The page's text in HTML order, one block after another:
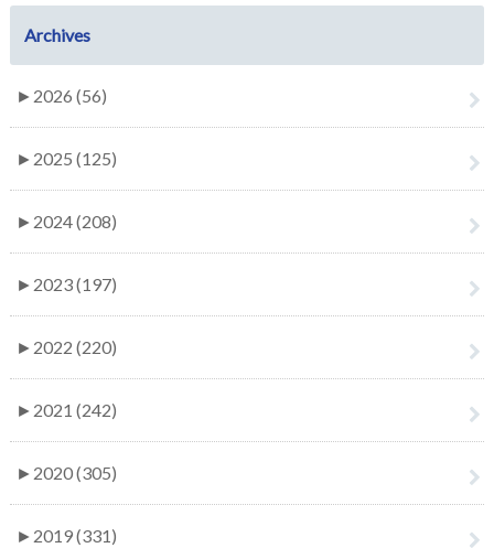
Archives
► 2026 (56)
► 2025 (125)
► 2024 (208)
► 2023 (197)
► 2022 (220)
► 2021 (242)
► 2020 (305)
► 2019 (331)